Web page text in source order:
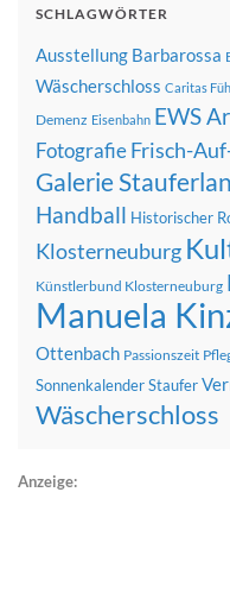
SCHLAGWÖRTER
Ausstellung Barbarossa
Wäscherschloss Caritas
Demenz Eisenbahn EWS
FotografieFrisch-
Galerie
Handball Historischer
Klosterneuburg
Künstlerbund Klosterneuburg
Manuela
Ottenbach Passionszeit
SonnenkalenderStaufer
Wäscherschloss
Anzeige: